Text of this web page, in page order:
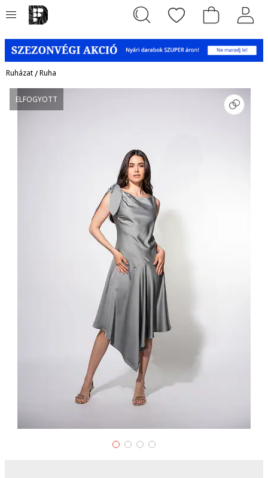
Ruházat/Ruha
ELFOGYOTT